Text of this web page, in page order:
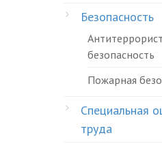
Безопасность
безопасность
Пожарная
Специальная
труда